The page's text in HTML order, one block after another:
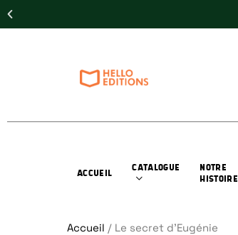
ACCUEIL
CATALOGUE
NOTRE
HISTOIRE
Accueil / Le secret d’Eugénie